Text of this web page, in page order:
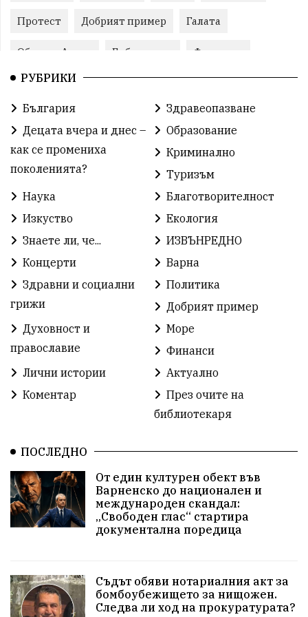
Протест Добрият пример Галата
Община Аврен Библиотека Фестивал
Финанси
Театър Спорт за деца История
Градски транспорт
Безплатни прегледи Волейбол Карин дом
Зелена Енергия Ден на детето
Книги Ветрогенератори Девня
Ден на народните будители Изложба
Детски градини Богоявление
Разрушеното бомбоубежище
Избори 2026 Дарения
Концерт
едрогабаритни отпадъци
Културни и спортни събития Аспарухово
Безводие пожари Тенис Вълчи дол
Училища Лична инициатива Величие
Приют за кучета Култура и образование
РУБРИКИ
България
Здравеопазване
Децата вчера и днес –
как се промениха
поколенията?
Образование
Криминално
Туризъм
Наука
Благотворителност
Изкуство
Екология
Знаете ли, че...
ИЗВЪНРЕДНО
Концерти
Варна
Здравни и социални
грижи
Политика
Добрият пример
Духовност и
православие
Море
Финанси
Лични истории
Актуално
Коментар
През очите на
библиотекаря
ПОСЛЕДНО
От един културен обект във
Варненско до национален и
международен скандал:
„Свободен глас“ стартира
документална поредица
Съдът обяви нотариалния акт за
бомбоубежището за нищожен.
Следва ли ход на прокуратурата?